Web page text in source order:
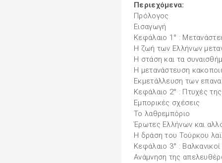
Περιεχόμενα:
Πρόλογος
Εισαγωγή
Κεφάλαιο 1° :
Η ζωή των Ελλήνων
Η στάση και τα
Η μετανάστευση
Εκμετάλλευση των
Κεφάλαιο 2° : Πτυχές
Εμπορικές σχέσεις
Το λαθρεμπόριο
Έρωτες Ελλήνων και
Η δράση του Τούρκου
Κεφάλαιο 3° :
Ανάμνηση της